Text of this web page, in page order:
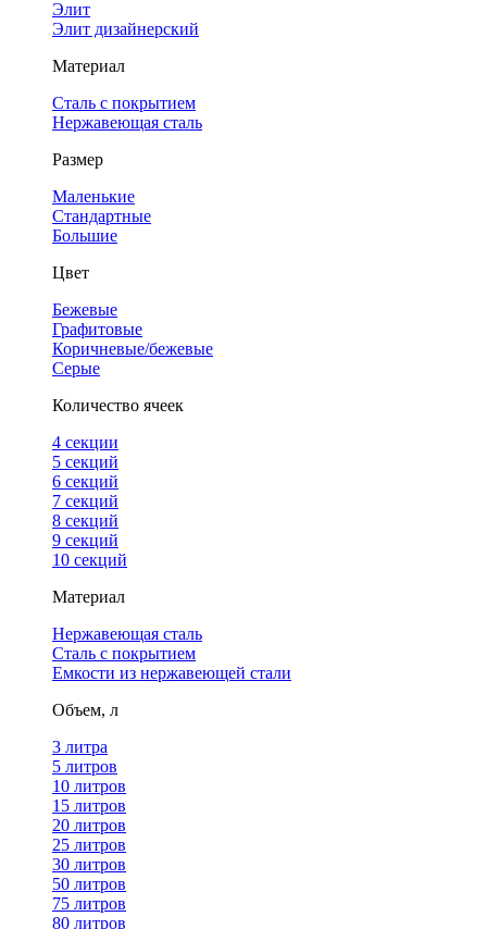
Элит
Элит дизайнерский
Материал
Сталь с покрытием
Нержавеющая сталь
Размер
Маленькие
Стандартные
Большие
Цвет
Бежевые
Графитовые
Коричневые/бежевые
Серые
Количество ячеек
4 cекции
5 секций
6 секций
7 секций
8 секций
9 секций
10 секций
Материал
Нержавеющая сталь
Сталь с покрытием
Емкости из нержавеющей стали
Объем, л
3 литра
5 литров
10 литров
15 литров
20 литров
25 литров
30 литров
50 литров
75 литров
80 литров